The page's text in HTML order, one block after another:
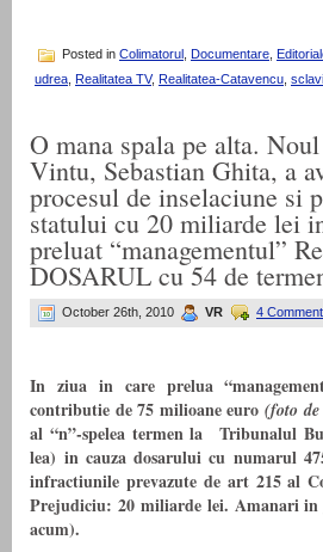
Posted in Colimatorul Documentare
udrea
Realitatea TV, Realitatea-Catavencu
O mana spala pe alta.
Vintu, Sebastian Ghita, a
procesul de inselaciune si
statului cu 20 miliarde lei
preluat “managementul”
DOSARUL cu 54 de
October 26th, 2010 VR 4
In ziua in care prelua
contributie de 75 milioane euro (foto
al “n”-spelea termen la Tribunalul
lea) in cauza dosarului cu numarul
infractiunile prevazute de art 215 al
Prejudiciu: 20 miliarde lei. Amanari
acum).